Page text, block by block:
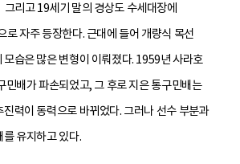
리고 19세기 말의 경상도 수세대장에
로 자주 등장한다. 근대에 들어 개량식 목선
모습은 많은 변형이 이뤄졌다. 1959년 사라호
민배가 파손되었고, 그 후로 지은 통구민배는
력이 동력으로 바뀌었다. 그러나 선수 부분과
유지하고 있다.